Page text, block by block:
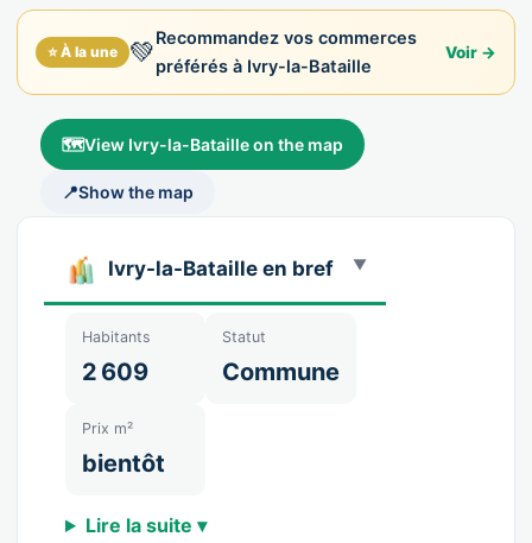
⭐ À la une 💚Recommandez vos commerces
préférés à Ivry-la-Bataille
Voir →
🗺️View Ivry-la-Bataille on the map
📍Show the map
Ivry-la-Bataille en bref
Habitants
2 609
Statut
Commune
Prix m²
bientôt
Lire la suite ▾